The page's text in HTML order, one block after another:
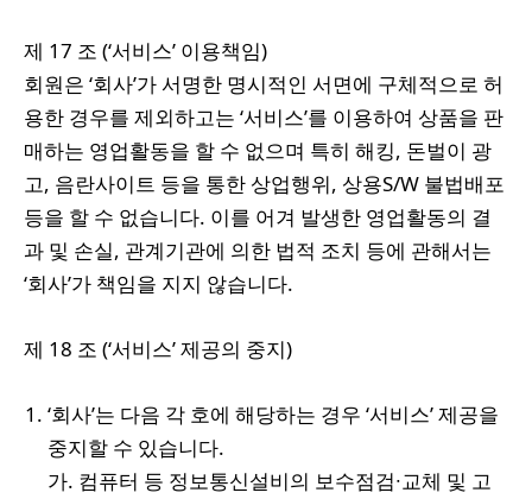
제 17 조 (‘서비스’ 이용책임)
회원은 ‘회사’가 서명한 명시적인 서면에 구체적으로 허
용한 경우를 제외하고는 ‘서비스’를 이용하여 상품을 판
매하는 영업활동을 할 수 없으며 특히 해킹, 돈벌이 광
고, 음란사이트 등을 통한 상업행위, 상용S/W 불법배포
등을 할 수 없습니다. 이를 어겨 발생한 영업활동의 결
과 및 손실, 관계기관에 의한 법적 조치 등에 관해서는
‘회사’가 책임을 지지 않습니다.
제 18 조 (‘서비스’ 제공의 중지)
‘회사’는 다음 각 호에 해당하는 경우 ‘서비스’ 제공을
중지할 수 있습니다.
가. 컴퓨터 등 정보통신설비의 보수점검∙교체 및 고